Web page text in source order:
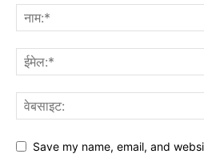
Save my name, email, and